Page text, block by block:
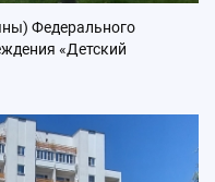
Федерального
«Детский